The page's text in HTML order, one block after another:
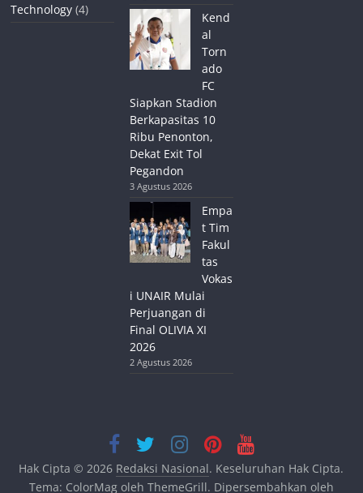
Technology (4)
Kend
al
Torn
ado
FC
Siapkan Stadion
Berkapasitas 10
Ribu Penonton,
Dekat Exit Tol
Pegandon
3 Agustus 2026
Empa
t Tim
Fakul
tas
Vokas
i UNAIR Mulai
Perjuangan di
Final OLIVIA XI
2026
2 Agustus 2026
Hak Cipta © 2026 Redaksi Nasional. Keseluruhan Hak Cipta.
Tema: ColorMagoleh ThemeGrill. Dipersembahkan oleh